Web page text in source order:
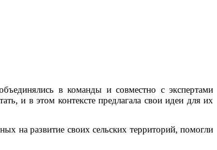
в команды и совместно с экспертами
и в этом контексте предлагала свои идеи для их
на развитие своих сельских территорий, помогли